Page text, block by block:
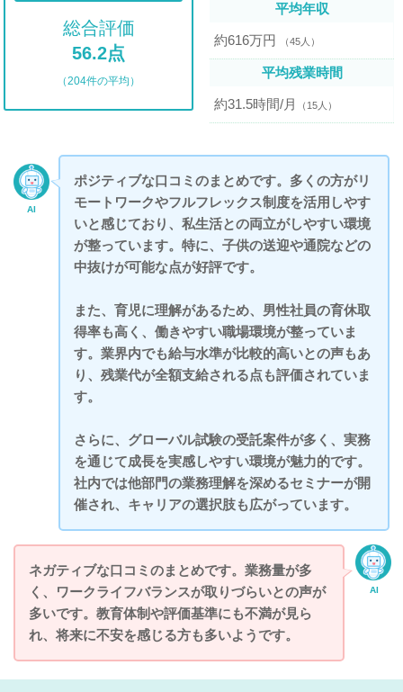
総合評価
56.2点
（204件の平均）
平均年収
約616万円 （45人）
平均残業時間
約31.5時間/月 （15人）
AI
ポジティブな口コミのまとめです。多くの方がリ
モートワークやフルフレックス制度を活用しやす
いと感じており、私生活との両立がしやすい環境
が整っています。特に、子供の送迎や通院などの
中抜けが可能な点が好評です。
また、育児に理解があるため、男性社員の育休取
得率も高く、働きやすい職場環境が整っていま
す。業界内でも給与水準が比較的高いとの声もあ
り、残業代が全額支給される点も評価されていま
す。
さらに、グローバル試験の受託案件が多く、実務
を通じて成長を実感しやすい環境が魅力的です。
社内では他部門の業務理解を深めるセミナーが開
催され、キャリアの選択肢も広がっています。
AI
ネガティブな口コミのまとめです。業務量が多
く、ワークライフバランスが取りづらいとの声が
多いです。教育体制や評価基準にも不満が見ら
れ、将来に不安を感じる方も多いようです。